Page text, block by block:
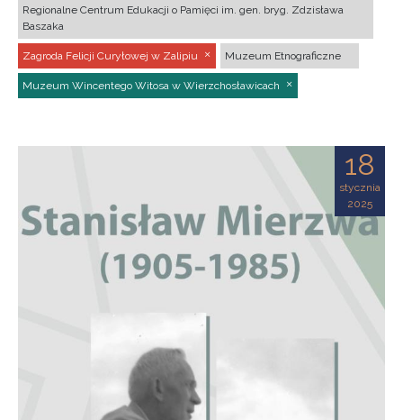
Regionalne Centrum Edukacji o Pamięci im. gen. bryg. Zdzisława
Baszaka
Zagroda Felicji Curyłowej w Zalipiu Muzeum Etnograficzne
Muzeum Wincentego Witosa w Wierzchosławicach
18
stycznia
2025